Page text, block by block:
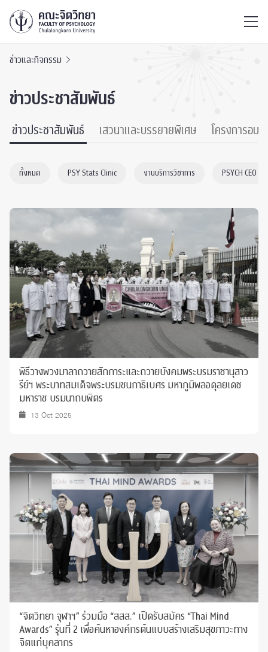
ข่าวและกิจกรรม
ข่าวประชาสัมพันธ์
ข่าวประชาสัมพันธ์ เสวนาและบรรยายพิเศษ โครงการอบร
ทั้งหมด PSY Stats Clinic งานบริการวิชาการ PSYCH CEO
พิธีวางพวงมาลาถวายสักการะและถวายบังคมพระบรมราชานุสาว
รีย์ฯ พระบาทสมเด็จพระบรมชนกาธิเบศร มหาภูมิพลอดุลยเดช
มหาราช บรมนาถบพิตร
13 Oct 2025
“จิตวิทยา จุฬาฯ” ร่วมมือ “สสส.” เปิดรับสมัคร “Thai Mind
Awards” รุ่นที่ 2 เพื่อค้นหาองค์กรต้นแบบสร้างเสริมสุขภาวะทาง
จิตแก่บุคลากร